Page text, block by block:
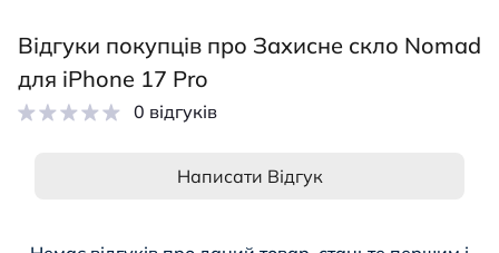
Відгуки покупців про Захисне скло Nomad
для iPhone 17 Pro
0 відгуків
Написати Відгук